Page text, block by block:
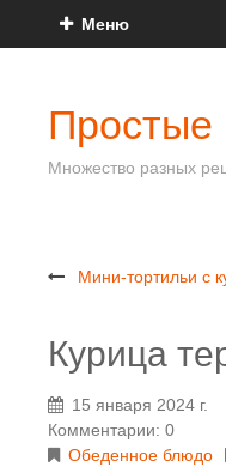
Меню
Простые
Множество разных
Мини-тортильи с
Курица
15 января 2024 г.
Комментарии: 0
Обеденное блюдо